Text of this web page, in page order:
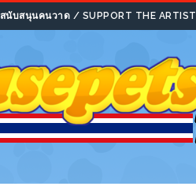
สนับสนุนคนวาด / SUPPORT THE ARTIST